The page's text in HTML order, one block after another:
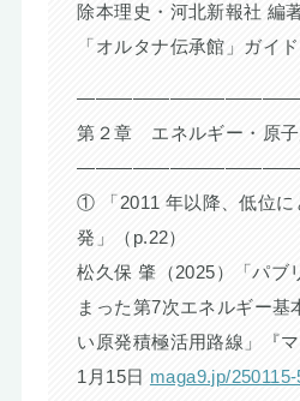
除本理史・河北新報社 編
「オルタナ伝承館」ガイ
第２章 エネルギー・原子
① 「2011 年以降、低位に
発」（p.22）
松久保 肇（2025）「パブ
まった第7次エネルギー
い原発積極活用路線」『
1月15日 maga9.jp/250115-